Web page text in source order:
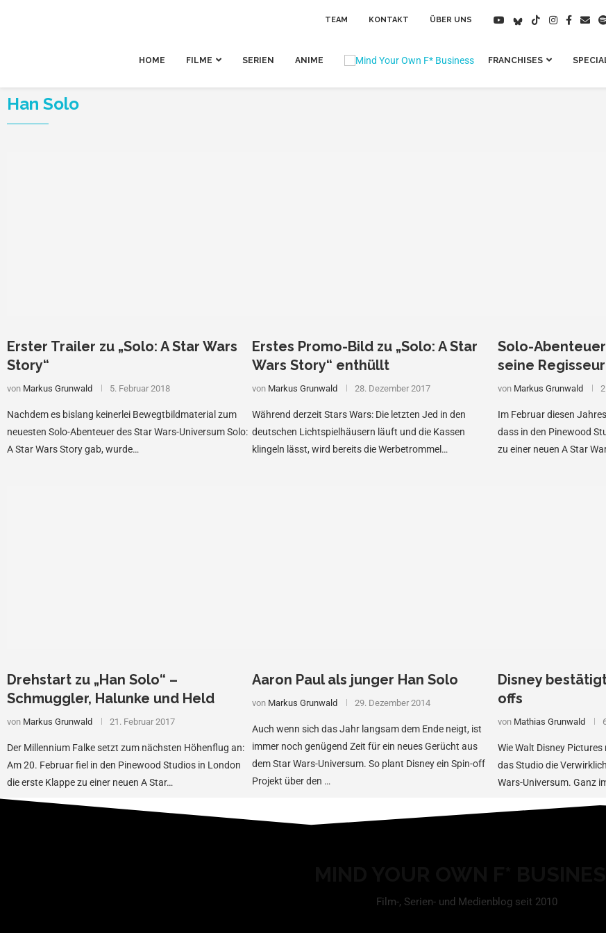
TEAM KONTAKT ÜBER UNS
HOME FILME SERIEN ANIME FRANCHISES
Han Solo
Erster Trailer zu „Solo: A Star Wars
Story“
von Markus Grunwald 5. Februar 2018
Nachdem es bislang keinerlei Bewegtbildmaterial zum
neuesten Solo-Abenteuer des Star Wars-Universum Solo:
A Star Wars Story gab, wurde…
Erstes Promo-Bild zu „Solo: A Star
Wars Story“ enthüllt
von Markus Grunwald 28. Dezember 2017
Während derzeit Stars Wars: Die letzten Jed in den
deutschen Lichtspielhäusern läuft und die Kassen
klingeln lässt, wird bereits die Werbetrommel…
Solo-
seine
von Markus Grunwald
Im Februar diesen
dass in den Pinewood
zu einer neuen A Star
Drehstart zu „Han Solo“ –
Schmuggler, Halunke und Held
von Markus Grunwald 21. Februar 2017
Der Millennium Falke setzt zum nächsten Höhenflug an:
Am 20. Februar fiel in den Pinewood Studios in London
die erste Klappe zu einer neuen A Star…
Aaron Paul als junger Han Solo
von Markus Grunwald 29. Dezember 2014
Auch wenn sich das Jahr langsam dem Ende neigt, ist
immer noch genügend Zeit für ein neues Gerücht aus
dem Star Wars-Universum. So plant Disney ein Spin-off
Projekt über den …
Disney
offs
von Mathias Grunwald
Wie Walt Disney
das Studio die
Wars-Universum. Ganz
Film-, Serien- und Medienblog seit 2010